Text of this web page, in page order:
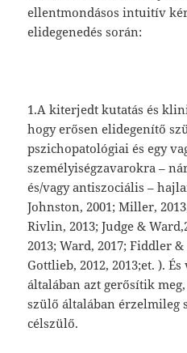
ellentmondásos intuitív
elidegenedés során:
1.A kiterjedt kutatás és
hogy erősen elidegenítő
pszichopatológiai és egy
személyiségzavarokra –
és/vagy antiszociális –
Johnston, 2001; Miller,
Rivlin, 2013; Judge &
2013; Ward, 2017; Fiddler
Gottlieb, 2012, 2013;et. ).
általában azt gerősítik
szülő általában érzelmileg
célszülő.